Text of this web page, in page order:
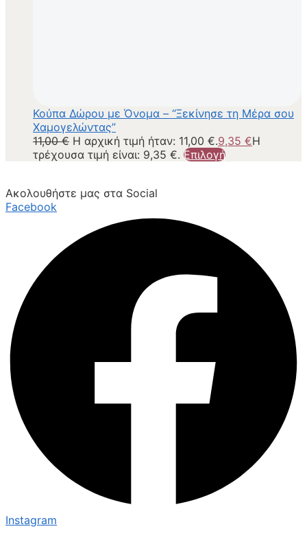
Κούπα Δώρου με Όνομα – “Ξεκίνησε τη Μέρα σου
Χαμογελώντας”
11,00€ Η αρχική τιμή ήταν: 11,00 €.9,35 €Η
τρέχουσα τιμή είναι: 9,35 €. Επιλογή
Ακολουθήστε μας στα Social
Facebook
Instagram